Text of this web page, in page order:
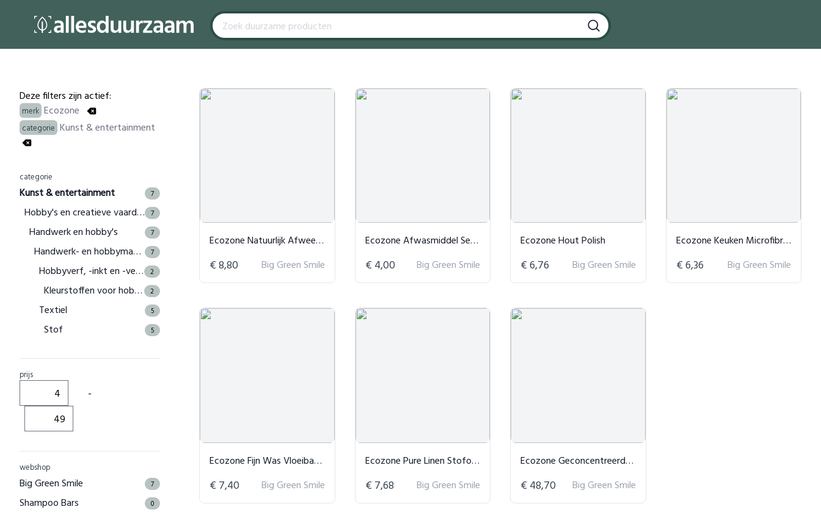
Filters
Deze filters zijn actief:
merk Ecozone
categorie Kunst & entertainment
categorie
Kunst & entertainment 7
Hobby's en creatieve vaardigheden 7
Handwerk en hobby's 7
Handwerk- en hobbymaterialen 7
Hobbyverf, -inkt en -vernis 2
Kleurstoffen voor hobbygebruik 2
Textiel 5
Stof 5
prijs
-
webshop
Big Green Smile 7
Shampoo Bars 0
Products
Ecozone Natuurlijk Afweermiddel Motten
€ 8,80 Big Green Smile
Ecozone Afwasmiddel Sensitive
€ 4,00 Big Green Smile
Ecozone Hout Polish
€ 6,76 Big Green Smile
Ecozone Keuken Microfibre Doek
€ 6,36 Big Green Smile
Ecozone Fijn Was Vloeibaar Wasmiddel
€ 7,40 Big Green Smile
Ecozone Pure Linen Stofontkreuker
€ 7,68 Big Green Smile
Ecozone Geconcentreerd Vloeibaar Wasmiddel 5L
€ 48,70 Big Green Smile